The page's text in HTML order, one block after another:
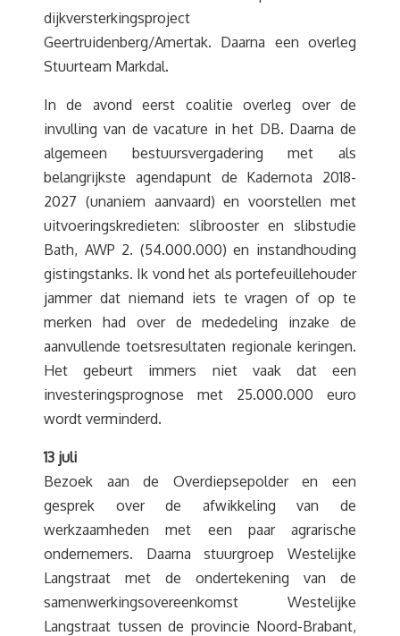
dijkversterkingsproject
Geertruidenberg/Amertak. Daarna een overleg
Stuurteam Markdal.
In de avond eerst coalitie overleg over de
invulling van de vacature in het DB. Daarna de
algemeen bestuursvergadering met als
belangrijkste agendapunt de Kadernota 2018-
2027 (unaniem aanvaard) en voorstellen met
uitvoeringskredieten: slibrooster en slibstudie
Bath, AWP 2. (54.000.000) en instandhouding
gistingstanks. Ik vond het als portefeuillehouder
jammer dat niemand iets te vragen of op te
merken had over de mededeling inzake de
aanvullende toetsresultaten regionale keringen.
Het gebeurt immers niet vaak dat een
investeringsprognose met 25.000.000 euro
wordt verminderd.
13 juli
Bezoek aan de Overdiepsepolder en een
gesprek over de afwikkeling van de
werkzaamheden met een paar agrarische
ondernemers. Daarna stuurgroep Westelijke
Langstraat met de ondertekening van de
samenwerkingsovereenkomst Westelijke
Langstraat tussen de provincie Noord-Brabant,